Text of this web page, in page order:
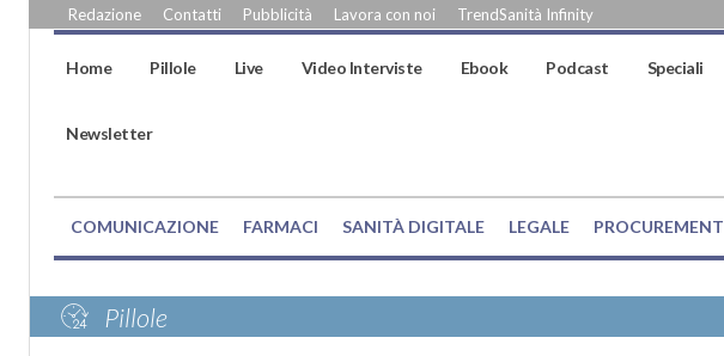
Redazione Contatti Pubblicità Lavora con noi TrendSanità Infinity
Home Pillole Live Video Interviste Ebook Podcast Speciali
Newsletter
COMUNICAZIONE FARMACI SANITÀ DIGITALE LEGALE PROCUREMENT
Pillole